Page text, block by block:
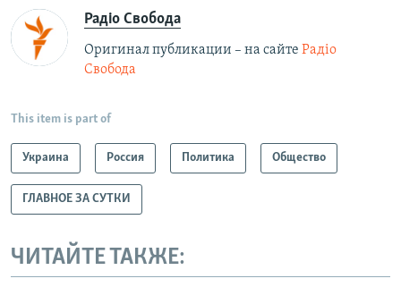
Радіо Свобода
Оригинал публикации – на сайте Радіо
Свобода
This item is part of
Украина Россия Политика Общество
ГЛАВНОЕ ЗА СУТКИ
ЧИТАЙТЕ ТАКЖЕ: